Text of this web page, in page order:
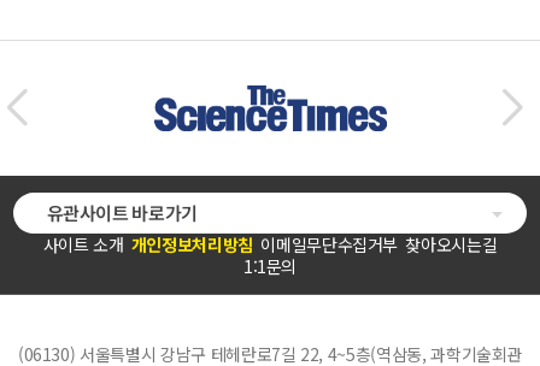
사이트 소개 개인정보처리방침 이메일무단수집거부 찾아오시는길
1:1문의
유관사이트 바로가기
(06130) 서울특별시 강남구 테헤란로7길 22, 4~5층(역삼동, 과학기술회관